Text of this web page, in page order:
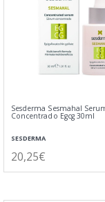
Sesderma Sesmahal
Concentrado Egcg 30ml
SESDERMA
20,25€